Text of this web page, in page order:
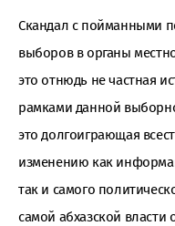
Скандал с пойманными
выборов в органы
это отнюдь не частная
рамками данной
это долгоиграющая
изменению как
так и самого
самой абхазской